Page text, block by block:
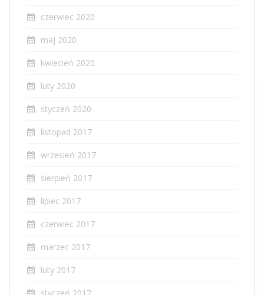
czerwiec 2020
maj 2020
kwiecień 2020
luty 2020
styczeń 2020
listopad 2017
wrzesień 2017
sierpień 2017
lipiec 2017
czerwiec 2017
marzec 2017
luty 2017
styczeń 2017